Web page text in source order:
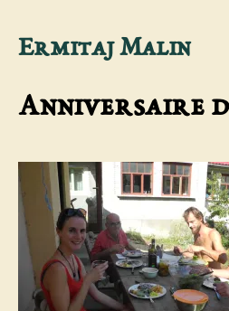
Aller
contenu
Ermitaj Malin
Anniversaire